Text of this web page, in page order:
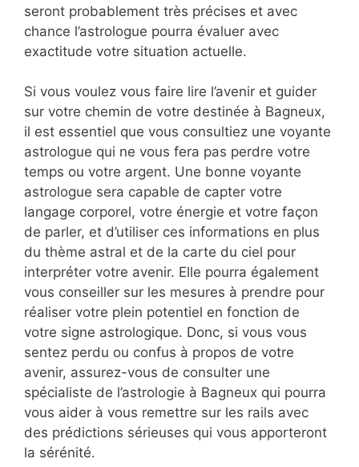
seront probablement très précises et avec
chance l’astrologue pourra évaluer avec
exactitude votre situation actuelle.
Si vous voulez vous faire lire l’avenir et guider
sur votre chemin de votre destinée à Bagneux,
il est essentiel que vous consultiez une voyante
astrologue qui ne vous fera pas perdre votre
temps ou votre argent. Une bonne voyante
astrologue sera capable de capter votre
langage corporel, votre énergie et votre façon
de parler, et d’utiliser ces informations en plus
du thème astral et de la carte du ciel pour
interpréter votre avenir. Elle pourra également
vous conseiller sur les mesures à prendre pour
réaliser votre plein potentiel en fonction de
votre signe astrologique. Donc, si vous vous
sentez perdu ou confus à propos de votre
avenir, assurez-vous de consulter une
spécialiste de l’astrologie à Bagneux qui pourra
vous aider à vous remettre sur les rails avec
des prédictions sérieuses qui vous apporteront
la sérénité.